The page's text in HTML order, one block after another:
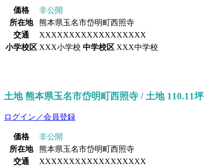
価格
非公開
所在地
熊本県玉名市岱明町西照寺
交通
XXXXXXXXXXXXXXXXXX
小学校区 XXX小学校 中学校区 XXX中学校
土地 熊本県玉名市岱明町西照寺 / 土地 110.11坪
ログイン／会員登録
価格
非公開
所在地
熊本県玉名市岱明町西照寺
交通
XXXXXXXXXXXXXXXXXX